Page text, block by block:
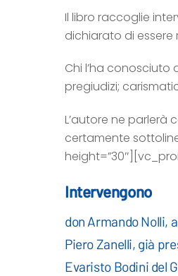
Il libro raccoglie
dichiarato di
Chi l’ha
pregiudizi;
L’autore ne parlerà
certamente
Intervengono
don Armando Nolli,
Piero Zanelli, già
Evaristo Bodini del